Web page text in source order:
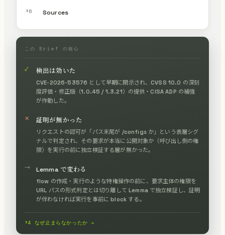
§6 Sources
この Brief の核心
✓ 検出は効いた
CVE-2026-53576 として早期に開示され、CVSS 10.0 の深刻
度評価・修正版（1.0.45 / 1.3.21）の提供・CISA ADP の補強
が作動した。
✕ 証明が無かった
リクエストの認可が「パス末尾が /configs か」という表層シグ
ナルで判定され、その要求が本当に公開対象か（呼び出し側の権
限）を実行の前に独立検証する層が無かった。
→ Lemma で変わる
flow の作成・実行のような特権操作の前に、要求主体の権限を
URL パスの形式判定とは切り離して Lemma で独立検証し、証明
が伴わなければ実行を事前に block する。
§4 なぜ止まらなかったか →